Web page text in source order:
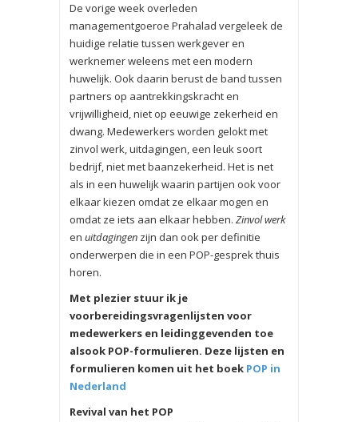
De vorige week overleden
managementgoeroe Prahalad vergeleek de
huidige relatie tussen werkgever en
werknemer weleens met een modern
huwelijk. Ook daarin berust de band tussen
partners op aantrekkingskracht en
vrijwilligheid, niet op eeuwige zekerheid en
dwang. Medewerkers worden gelokt met
zinvol werk, uitdagingen, een leuk soort
bedrijf, niet met baanzekerheid. Het is net
als in een huwelijk waarin partijen ook voor
elkaar kiezen omdat ze elkaar mogen en
omdat ze iets aan elkaar hebben. Zinvol werk
en uitdagingenzijn dan ook per definitie
onderwerpen die in een POP-gesprek thuis
horen.
Met plezier stuur ik je
voorbereidingsvragenlijsten voor
medewerkers en leidinggevenden toe
alsook POP-formulieren. Deze lijsten en
formulieren komen uit het boek POP in
Nederland
Revival van het POP